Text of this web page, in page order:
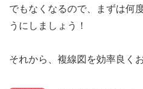
でもなくなるので、まずは何
うにしましょう！
それから、複線図を効率良く